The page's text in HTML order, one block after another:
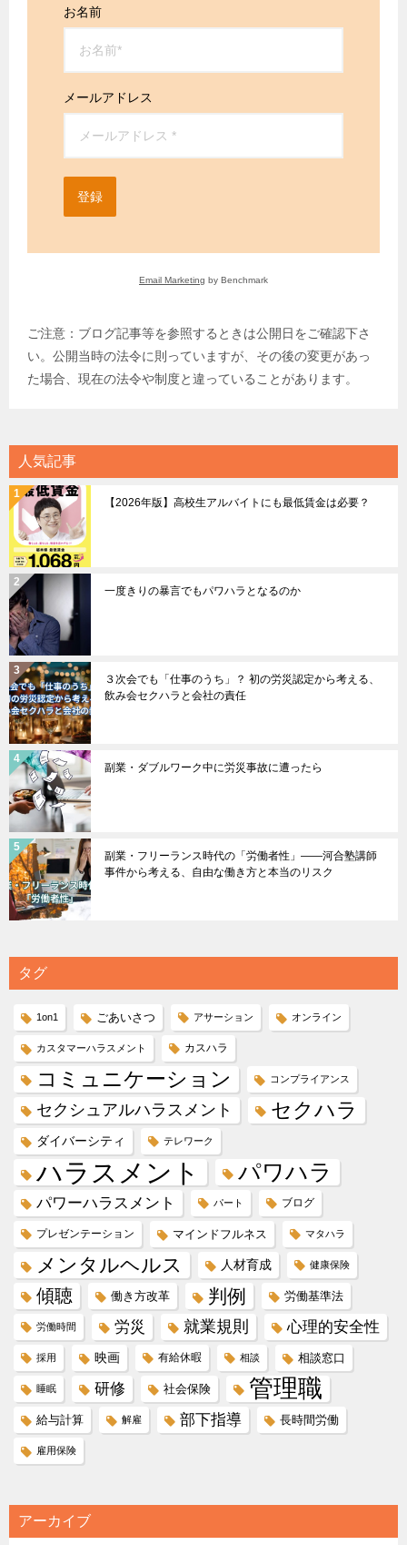
お名前
メールアドレス
登録
Email Marketing by Benchmark
ご注意：ブログ記事等を参照するときは公開日をご確認下さ
い。公開当時の法令に則っていますが、その後の変更があっ
た場合、現在の法令や制度と違っていることがあります。
人気記事
【2026年版】高校生アルバイトにも最低賃金は必要？
一度きりの暴言でもパワハラとなるのか
３次会でも「仕事のうち」？ 初の労災認定から考える、
飲み会セクハラと会社の責任
副業・ダブルワーク中に労災事故に遭ったら
副業・フリーランス時代の「労働者性」――河合塾講師
事件から考える、自由な働き方と本当のリスク
タグ
1on1 ごあいさつ アサーション オンライン
カスタマーハラスメント カスハラ
コミュニケーション コンプライアンス
セクシュアルハラスメント セクハラ
ダイバーシティ テレワーク
ハラスメント パワハラ
パワーハラスメント パート ブログ
プレゼンテーション マインドフルネス マタハラ
メンタルヘルス 人材育成 健康保険
傾聴 働き方改革 判例 労働基準法
労働時間 労災 就業規則 心理的安全性
採用 映画 有給休暇 相談 相談窓口
睡眠 研修 社会保険 管理職
給与計算 解雇 部下指導 長時間労働
雇用保険
アーカイブ